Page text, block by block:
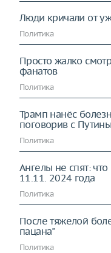
Люди кричали от
Политика
Просто жалко
фанатов
Политика
Трамп нанёс
поговорив с
Политика
Ангелы не спят:
11.11. 2024 года
Политика
После тяжелой
пацана"
Политика